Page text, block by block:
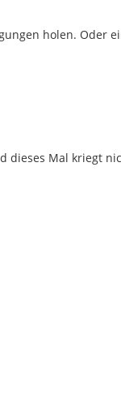
holen. Oder
dieses Mal kriegt